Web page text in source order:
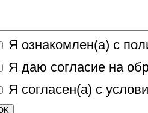
Я ознакомлен(а) с
Я даю согласие на
Я согласен(а) с